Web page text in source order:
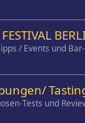
/ Events und
Tests und